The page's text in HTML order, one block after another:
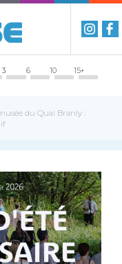
3 6 10 15+
du Quai Branly :